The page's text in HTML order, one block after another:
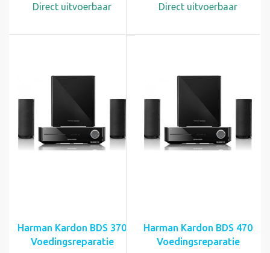
Direct uitvoerbaar Direct uitvoerbaar
Harman Kardon BDS 370
Voedingsreparatie
Harman Kardon BDS 470
Voedingsreparatie